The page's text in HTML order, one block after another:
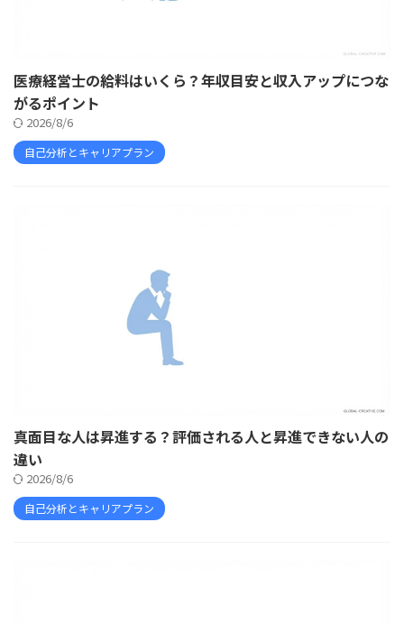
医療経営士の給料はいくら？年収目安と収入アップにつな
がるポイント
2026/8/6
自己分析とキャリアプラン
真面目な人は昇進する？評価される人と昇進できない人の
違い
2026/8/6
自己分析とキャリアプラン